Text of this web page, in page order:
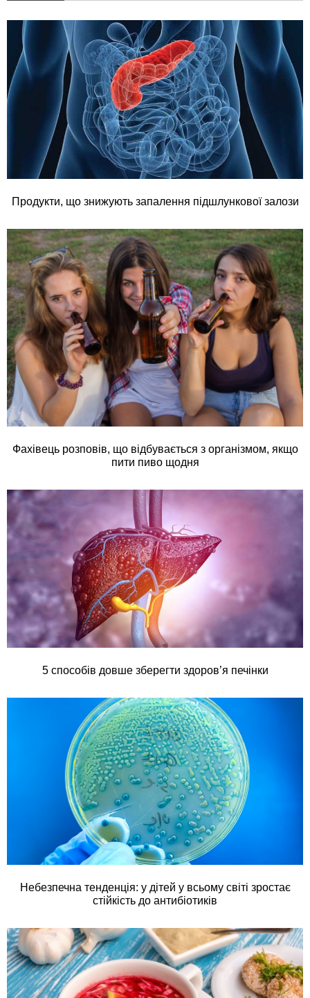
Продукти, що знижують запалення підшлункової залози
Фахівець розповів, що відбувається з організмом, якщо
пити пиво щодня
5 способів довше зберегти здоров’я печінки
Небезпечна тенденція: у дітей у всьому світі зростає
стійкість до антибіотиків